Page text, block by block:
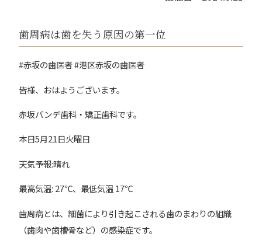
歯周病は歯を失う原因の第一位
#赤坂の歯医者 #港区赤坂の歯医者
皆様、おはようございます。
赤坂バンデ歯科・矯正歯科です。
本日5月21日火曜日
天気予報:晴れ
最高気温: 27℃、最低気温 17℃
歯周病とは、細菌により引き起こされる歯のまわりの組織
（歯肉や歯槽骨など）の感染症です。